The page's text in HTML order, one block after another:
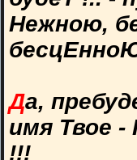
Нежною,
Да,
имя Твое
!!!